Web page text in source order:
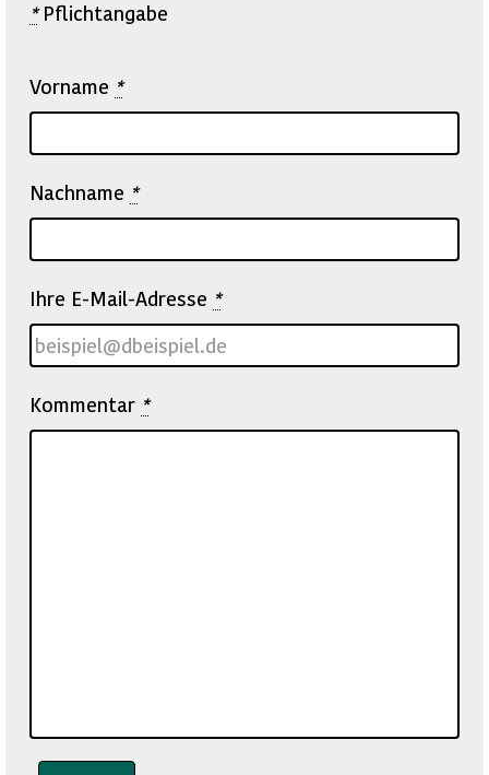
*Pflichtangabe
Vorname *
Nachname *
Ihre E-Mail-Adresse *
Kommentar *